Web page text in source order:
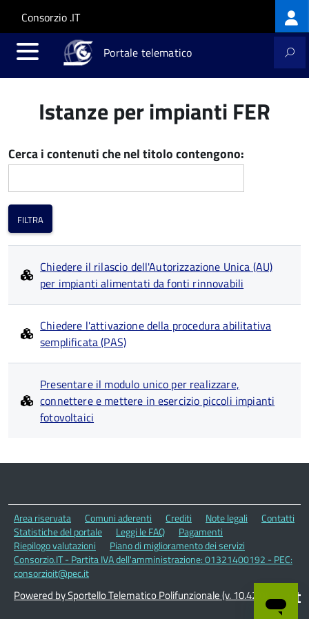
Salta al contenuto principale
Skip to site navigation
Consorzio .IT
Portale telematico
Istanze per impianti FER
Cerca i contenuti che nel titolo contengono:
Chiedere il rilascio dell'Autorizzazione Unica (AU)
per impianti alimentati da fonti rinnovabili
Chiedere l'attivazione della procedura abilitativa
semplificata (PAS)
Presentare il modulo unico per realizzare,
connettere e mettere in esercizio piccoli impianti
fotovoltaici
Area riservata Comuni aderenti Crediti Note legali
Contatti
Statistiche del portale
Leggi le FAQ
Pagamenti
Riepilogo valutazioni
Piano di miglioramento dei servizi
Consorzio.IT - Partita IVA dell'amministrazione: 01321400192 - PEC:
consorzioit@pec.it
Powered by Sportello Telematico Polifunzionale (v. 10.42.0)